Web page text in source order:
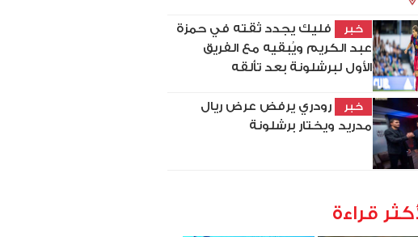
خبر
فليك يجدد ثقته في حمزة
عبد الكريم ويُبقيه مع الفريق
الأول لبرشلونة بعد تألقه
خبر
رودري يرفض عرض ريال
مدريد ويختار برشلونة
قراءة